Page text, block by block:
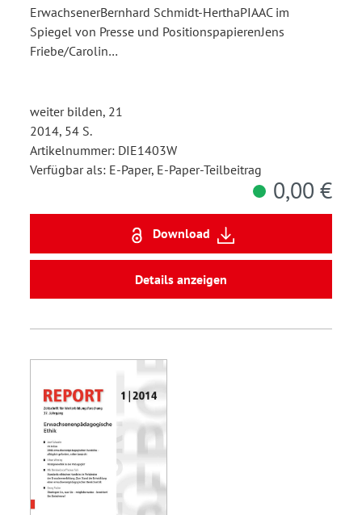
ErwachsenerBernhard Schmidt-HerthaPIAAC im
Spiegel von Presse und PositionspapierenJens
Friebe/Carolin…
weiter bilden, 21
2014, 54 S.
Artikelnummer: DIE1403W
Verfügbar als: E-Paper, E-Paper-Teilbeitrag
0,00 €
Download
Details anzeigen